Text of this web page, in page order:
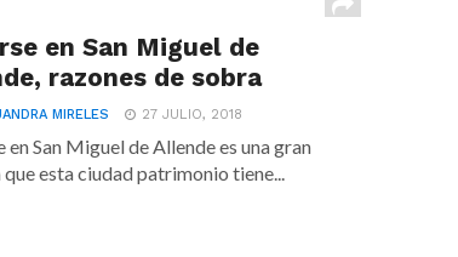
en San Miguel de
razones de sobra
MIRELES 27 JULIO, 2018
en San Miguel de Allende es una gran
que esta ciudad patrimonio tiene...